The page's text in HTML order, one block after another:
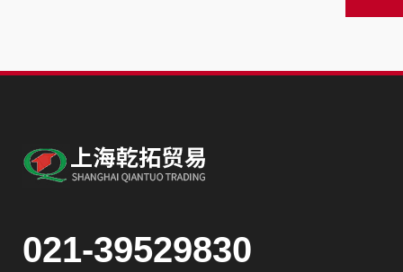
021-39529830